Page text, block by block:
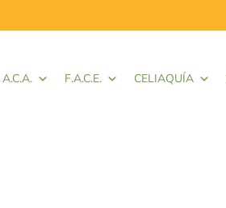
A.C.A. F.A.C.E. CELIAQUÍA